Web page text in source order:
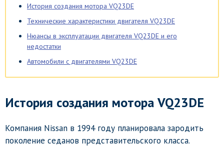
История создания мотора VQ23DE
Технические характеристики двигателя VQ23DE
Нюансы в эксплуатации двигателя VQ23DE и его
недостатки
Автомобили с двигателями VQ23DE
История создания мотора VQ23DE
Компания Nissan в 1994 году планировала зародить
поколение седанов представительского класса.